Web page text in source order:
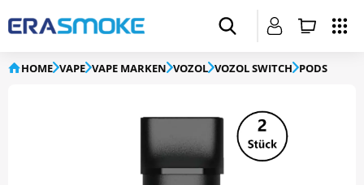
HOME VAPE VAPE MARKEN VOZOL VOZOL SWITCH PODS